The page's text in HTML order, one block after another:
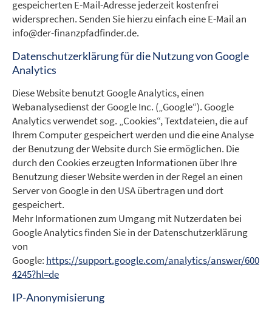
gespeicherten E-Mail-Adresse jederzeit kostenfrei
widersprechen. Senden Sie hierzu einfach eine E-Mail an
info@der-finanzpfadfinder.de.
Datenschutzerklärung für die Nutzung von Google
Analytics
Diese Website benutzt Google Analytics, einen
Webanalysedienst der Google Inc. („Google“). Google
Analytics verwendet sog. „Cookies“, Textdateien, die auf
Ihrem Computer gespeichert werden und die eine Analyse
der Benutzung der Website durch Sie ermöglichen. Die
durch den Cookies erzeugten Informationen über Ihre
Benutzung dieser Website werden in der Regel an einen
Server von Google in den USA übertragen und dort
gespeichert.
Mehr Informationen zum Umgang mit Nutzerdaten bei
Google Analytics finden Sie in der Datenschutzerklärung
von
Google: https://support.google.com/analytics/answer/600
4245?hl=de
IP-Anonymisierung